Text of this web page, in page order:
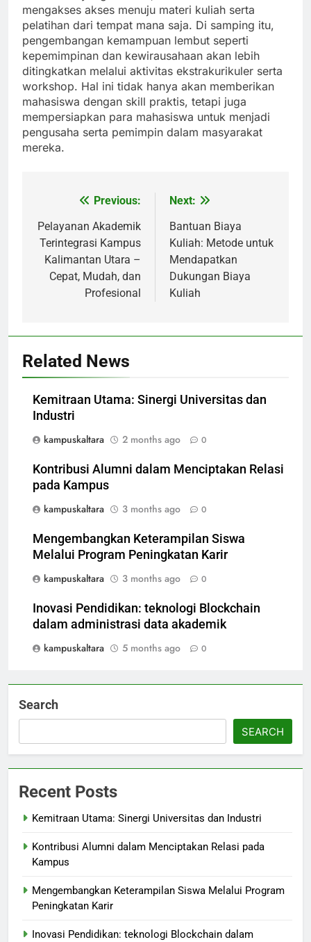
mengakses akses menuju materi kuliah serta
pelatihan dari tempat mana saja. Di samping itu,
pengembangan kemampuan lembut seperti
kepemimpinan dan kewirausahaan akan lebih
ditingkatkan melalui aktivitas ekstrakurikuler serta
workshop. Hal ini tidak hanya akan memberikan
mahasiswa dengan skill praktis, tetapi juga
mempersiapkan para mahasiswa untuk menjadi
pengusaha serta pemimpin dalam masyarakat
mereka.
navigation
Previous:
Pelayanan Akademik
Terintegrasi Kampus
Kalimantan Utara –
Cepat, Mudah, dan
Profesional
Next:
Bantuan Biaya
Kuliah: Metode untuk
Mendapatkan
Dukungan Biaya
Kuliah
Related News
Kemitraan Utama: Sinergi Universitas dan
Industri
kampuskaltara
2 months ago 0
Kontribusi Alumni dalam Menciptakan Relasi
pada Kampus
kampuskaltara
3 months ago 0
Mengembangkan Keterampilan Siswa
Melalui Program Peningkatan Karir
kampuskaltara
3 months ago 0
Inovasi Pendidikan: teknologi Blockchain
dalam administrasi data akademik
kampuskaltara
5 months ago 0
Search
SEARCH
Recent Posts
Kemitraan Utama: Sinergi Universitas dan Industri
Kontribusi Alumni dalam Menciptakan Relasi pada
Kampus
Mengembangkan Keterampilan Siswa Melalui Program
Peningkatan Karir
Inovasi Pendidikan: teknologi Blockchain dalam